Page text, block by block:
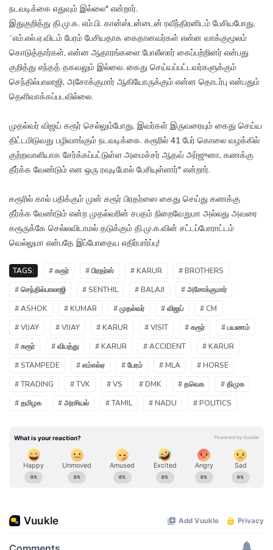
நடவடிக்கை எதுவும் இல்லை" என்றார்.
இதுகுறித்து தி.மு.க. எம்.பி. கான்ஸ்டன்டைன் ரவீந்திரனிடம் பேசியபோது,
“எம்.எல்.ஏ.விடம் பேரம் பேசியதாக கைதானவர்கள் என்ன வாக்குமூலம்
கொடுத்தார்கள், என்ன ஆதாரங்களை போலீஸார் கைப்பற்றினர் என்பது
குறித்து எந்தத் தகவலும் இல்லை. கைது செய்யப்பட்டவர்களுக்கும்
செந்தில்பாலாஜி, அசோக்குமார் ஆகியோருக்கும் என்ன தொடர்பு என்பதும்
தெளிவாக்கப்படவில்லை.
முதல்வர் விஜய் கரூர் செல்லும்போது, இவர்கள் இருவரையும் கைது செய்ய
திட்டமிடுவது பழிவாங்கும் நடவடிக்கை. கரூரில் 41 பேர் கொலை வழக்கில்
குற்றவாளியாக சேர்க்கப்பட்டுள்ள அமைச்சர் ஆதவ் அர்ஜுனா, கணக்கு
தீர்க்க வேண்டும் என ஒரு ரவுடிபோல் பேசியுள்ளார்" என்றார்.
கரூரில் கால் பதிக்கும் முன் கரூர் பிரதர்ஸை கைது செய்து கணக்கு
தீர்க்க வேண்டும் என்ற முதல்வரின் சபதம் நிறைவேறுமா அல்லது அவரை
கரூருக்கே செல்லவிடாமல் தடுக்கும் தி.மு.க.வின் சட்டப்போராட்டம்
வெல்லுமா என்பதே இப்போதைய எதிர்பார்ப்பு!
TAGS: # கரூர் # பிரதர்ஸ் # KARUR
# BROTHERS
# செந்தில்பாலாஜி
# SENTHIL # BALAJI
# அசோக்குமார்
# ASHOK
# KUMAR # முதல்வர் # விஜய்
# CM
# VIJAY
# VIJAY # KARUR # VISIT # கரூர்
# பயணம்
# கரூர்
# விபத்து # KARUR # ACCIDENT
# KARUR
# STAMPEDE
# எம்எல்ஏ # பேரம் # MLA
# HORSE
# TRADING
# TVK # VS # DMK # தவெக
# திமுக
# தமிழக
# அரசியல் # TAMIL # NADU # POLITICS